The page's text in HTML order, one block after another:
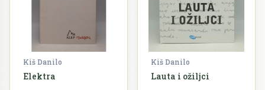
Kiš Danilo
Elektra
Kiš Danilo
Lauta i ožiljci